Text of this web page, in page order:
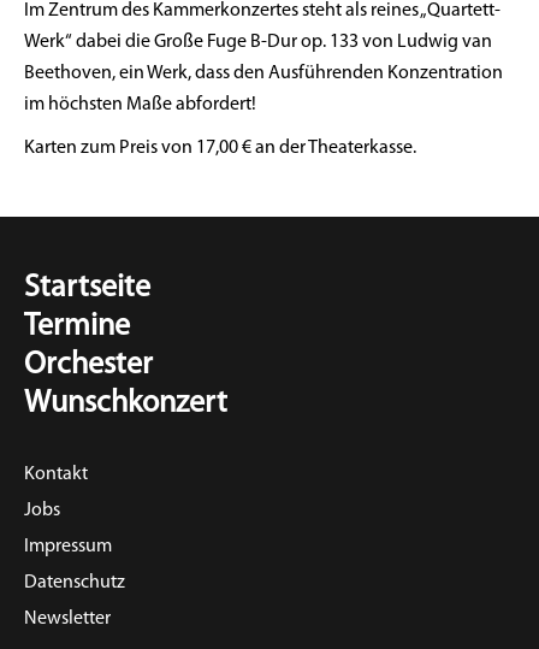
Im Zentrum des Kammerkonzertes steht als reines „Quartett-
Werk“ dabei die Große Fuge B-Dur op. 133 von Ludwig van
Beethoven, ein Werk, dass den Ausführenden Konzentration
im höchsten Maße abfordert!
Karten zum Preis von 17,00 € an der Theaterkasse.
Startseite
Termine
Orchester
Wunschkonzert
Kontakt
Jobs
Impressum
Datenschutz
Newsletter